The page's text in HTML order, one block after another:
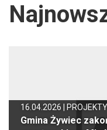
16.04.2026 |
Gmina Żywiec